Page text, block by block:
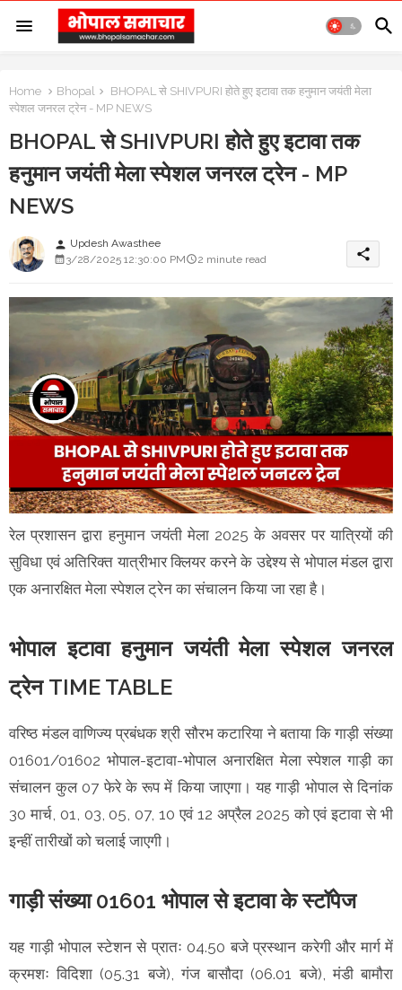
Home Bhopal
BHOPAL से SHIVPURI होते हुए इटावा तक हनुमान जयंती मेला
स्पेशल जनरल ट्रेन - MP NEWS
BHOPAL से SHIVPURI होते हुए इटावा तक
हनुमान जयंती मेला स्पेशल जनरल ट्रेन - MP
NEWS
person Updesh Awasthee
3/28/2025 12:30:00 PM
2 minute read share
रेल प्रशासन द्वारा हनुमान जयंती मेला 2025 के अवसर पर यात्रियों की
सुविधा एवं अतिरिक्त यात्रीभार क्लियर करने के उद्देश्य से भोपाल मंडल द्वारा
एक अनारक्षित मेला स्पेशल ट्रेन का संचालन किया जा रहा है।
भोपाल इटावा हनुमान जयंती मेला स्पेशल जनरल
ट्रेन TIME TABLE
वरिष्ठ मंडल वाणिज्य प्रबंधक श्री सौरभ कटारिया ने बताया कि गाड़ी संख्या
01601/01602 भोपाल-इटावा-भोपाल अनारक्षित मेला स्पेशल गाड़ी का
संचालन कुल 07 फेरे के रूप में किया जाएगा। यह गाड़ी भोपाल से दिनांक
30 मार्च, 01, 03, 05, 07, 10 एवं 12 अप्रैल 2025 को एवं इटावा से भी
इन्हीं तारीखों को चलाई जाएगी।
गाड़ी संख्या 01601 भोपाल से इटावा के स्टॉपेज
यह गाड़ी भोपाल स्टेशन से प्रातः 04.50 बजे प्रस्थान करेगी और मार्ग में
क्रमशः विदिशा (05.31 बजे), गंज बासौदा (06.01 बजे), मंडी बामौरा